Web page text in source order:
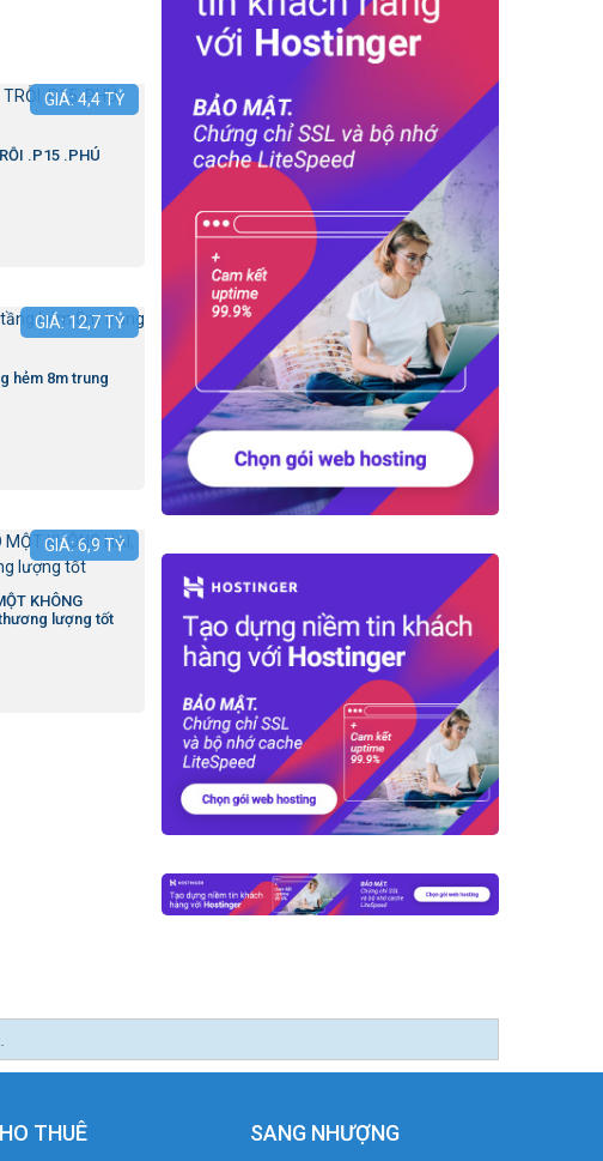
GIÁ:4,4TỶ
.P15 .PHÚ
GIÁ: 12,7TỶ
hẻm 8m trung
GIÁ:6,9 TỶ
KHÔNG
lượng tốt
THUÊ SANG NHƯỢNG